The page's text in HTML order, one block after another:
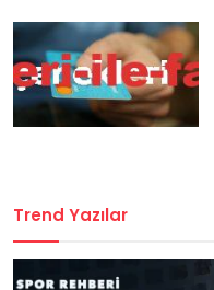
Trend Yazılar